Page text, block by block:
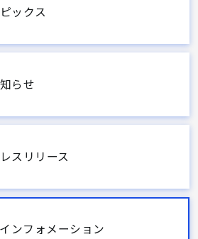
ックス
らせ
スリリース
ンフォメーション